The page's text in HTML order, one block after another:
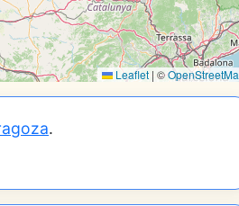
Leaflet | ©
.